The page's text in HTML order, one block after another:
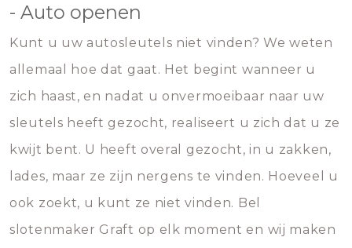
- Auto openen
Kunt u uw autosleutels niet vinden? We weten
allemaal hoe dat gaat. Het begint wanneer u
zich haast, en nadat u onvermoeibaar naar uw
sleutels heeft gezocht, realiseert u zich dat u ze
kwijt bent. U heeft overal gezocht, in u zakken,
lades, maar ze zijn nergens te vinden. Hoeveel u
ook zoekt, u kunt ze niet vinden. Bel
slotenmaker Graft op elk moment en wij maken